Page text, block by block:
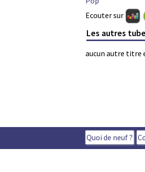
Ecouter sur
Les autres
aucun autre titre
Quoi de neuf ?